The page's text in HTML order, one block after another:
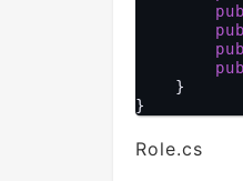
    }
Role.cs